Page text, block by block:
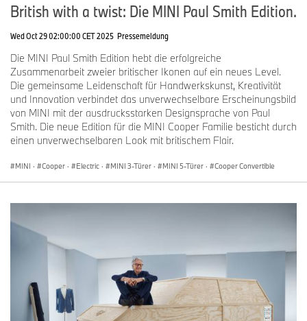
British with a twist: Die MINI Paul Smith Edition.
Wed Oct 29 02:00:00 CET 2025 Pressemeldung
Die MINI Paul Smith Edition hebt die erfolgreiche
Zusammenarbeit zweier britischer Ikonen auf ein neues Level.
Die gemeinsame Leidenschaft für Handwerkskunst, Kreativität
und Innovation verbindet das unverwechselbare Erscheinungsbild
von MINI mit der ausdrucksstarken Designsprache von Paul
Smith. Die neue Edition für die MINI Cooper Familie besticht durch
einen unverwechselbaren Look mit britischem Flair.
MINI · Cooper · Electric · MINI 3-Türer · MINI 5-Türer · Cooper Convertible